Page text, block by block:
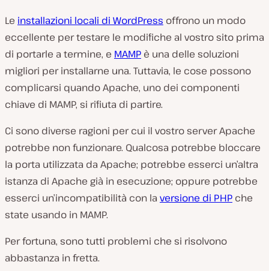
Le installazioni locali di WordPress offrono un modo
eccellente per testare le modifiche al vostro sito prima
di portarle a termine, e MAMP è una delle soluzioni
migliori per installarne una. Tuttavia, le cose possono
complicarsi quando Apache, uno dei componenti
chiave di MAMP, si rifiuta di partire.
Ci sono diverse ragioni per cui il vostro server Apache
potrebbe non funzionare. Qualcosa potrebbe bloccare
la porta utilizzata da Apache; potrebbe esserci un’altra
istanza di Apache già in esecuzione; oppure potrebbe
esserci un’incompatibilità con la versione di PHP che
state usando in MAMP.
Per fortuna, sono tutti problemi che si risolvono
abbastanza in fretta.